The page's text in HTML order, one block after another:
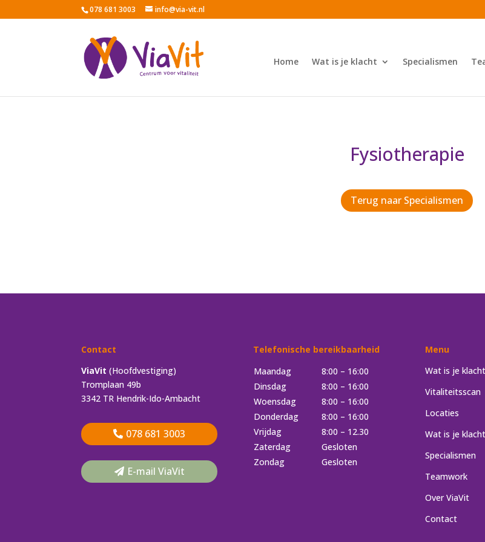
078 681 3003 info@via-vit.nl
Home Wat is je klacht Specialismen
Fysiotherapie
Terug naar Specialismen
Contact
ViaVit(Hoofdvestiging)
Tromplaan 49b
3342 TR Hendrik-Ido-Ambacht
078 681 3003
E-mail ViaVit
Telefonische bereikbaarheid
Maandag
8:00 – 16:00
Dinsdag
8:00 – 16:00
Woensdag
8:00 – 16:00
Donderdag
8:00 – 16:00
Vrijdag
8:00 – 12.30
Zaterdag
Gesloten
Zondag
Gesloten
Menu
Wat is je klacht
Vitaliteitsscan
Locaties
Wat is je klacht
Specialismen
Teamwork
Over ViaVit
Contact